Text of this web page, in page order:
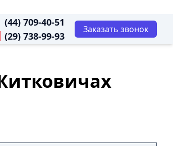
(44) 709-40-51
(29) 738-99-93
Заказать звонок